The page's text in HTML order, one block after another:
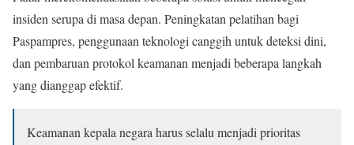
insiden serupa di masa depan. Peningkatan pelatihan bagi
Paspampres, penggunaan teknologi canggih untuk deteksi dini,
dan pembaruan protokol keamanan menjadi beberapa langkah
yang dianggap efektif.
Keamanan kepala negara harus selalu menjadi prioritas